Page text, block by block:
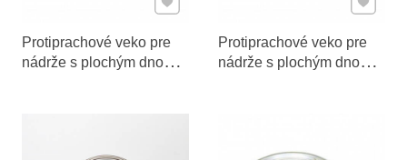
Protiprachové veko pre
nádrže s plochým dnom
Protiprachové veko pre
nádrže s plochým dnom